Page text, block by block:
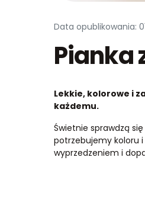
Data opublikowania:
Pianka
Lekkie, kolorowe i
każdemu.
Świetnie sprawdzą
potrzebujemy koloru
wyprzedzeniem i